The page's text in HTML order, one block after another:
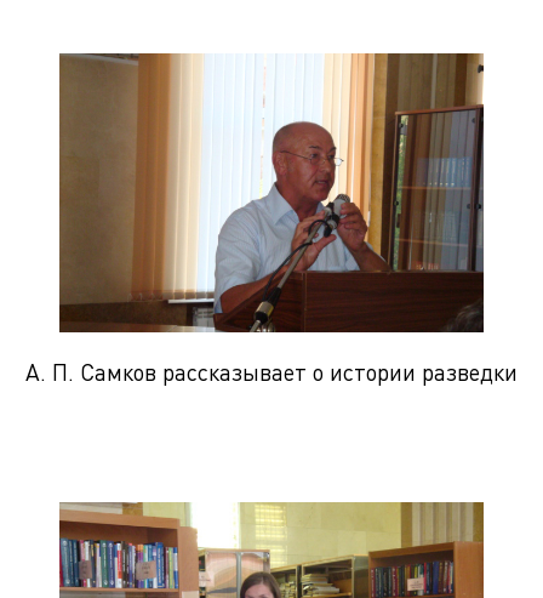
А. П. Самков рассказывает о истории разведки